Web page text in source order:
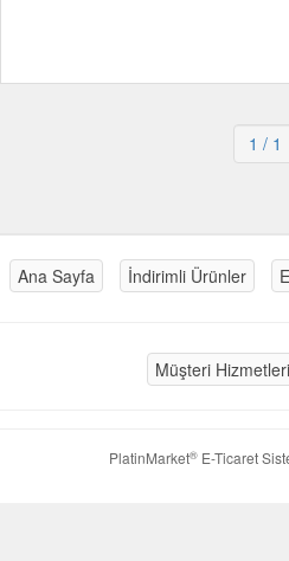
1 / 1
Ana Sayfa İndirimli Ürünler
Müşteri Hizmetleri
PlatinMarket®E-Ticaret